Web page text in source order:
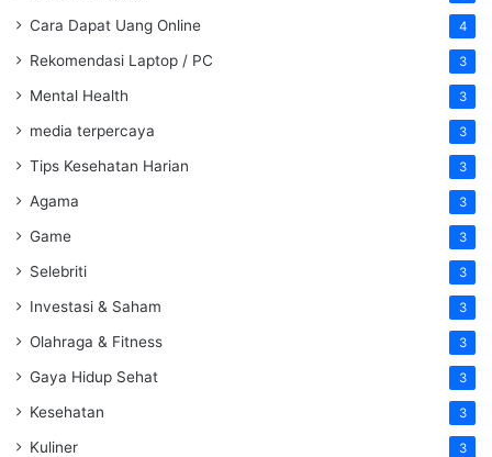
Cara Dapat Uang Online 4
Rekomendasi Laptop / PC 3
Mental Health 3
media terpercaya 3
Tips Kesehatan Harian 3
Agama 3
Game 3
Selebriti 3
Investasi & Saham 3
Olahraga & Fitness 3
Gaya Hidup Sehat 3
Kesehatan 3
Kuliner 3